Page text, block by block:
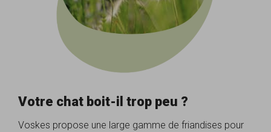
Votre chat boit-il trop peu ?
Voskes propose une large gamme de friandises pour